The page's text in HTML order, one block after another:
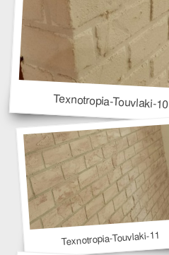
Texnotropia-Touvlaki-10
Texnotropia-Touvlaki-11